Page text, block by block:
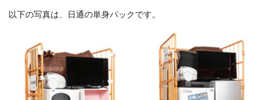
以下の写真は、日通の単身パックです。